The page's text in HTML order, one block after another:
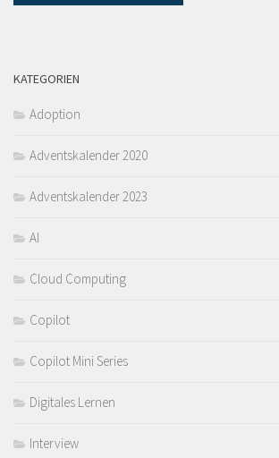
KATEGORIEN
Adoption
Adventskalender 2020
Adventskalender 2023
AI
Cloud Computing
Copilot
Copilot Mini Series
Digitales Lernen
Interview